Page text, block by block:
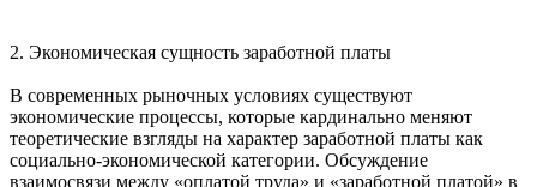
2. Экономическая сущность заработной платы
В современных рыночных условиях существуют
экономические процессы, которые кардинально меняют
теоретические взгляды на характер заработной платы как
социально-экономической категории. Обсуждение
взаимосвязи между «оплатой труда» и «заработной платой» в